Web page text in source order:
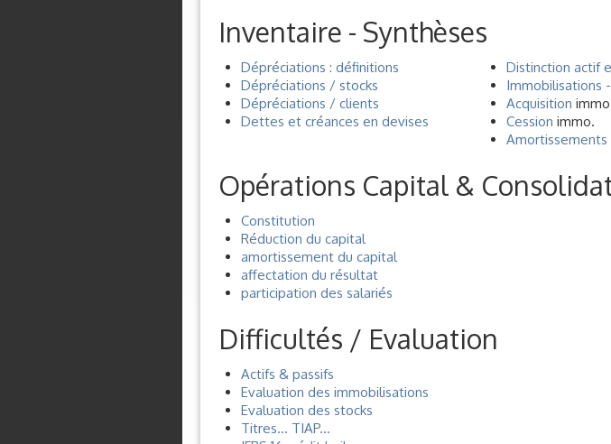
Inventaire - Synthèses
Dépréciations : définitions
Dépréciations / stocks
Dépréciations / clients
Dettes et créances en devises
Distinction actif
Immobilisations
Acquisition
Cession immo.
Amortissements
Opérations Capital &
Constitution
Réduction du capital
amortissement du capital
affectation du résultat
participation des salariés
Difficultés / Evaluation
Actifs & passifs
Evaluation des immobilisations
Evaluation des stocks
Titres... TIAP...